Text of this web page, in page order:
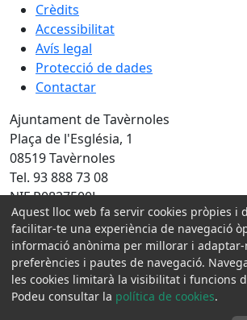
Crèdits
Accessibilitat
Avís legal
Protecció de dades
Contactar
Ajuntament de Tavèrnoles
Plaça de l'Església, 1
08519 Tavèrnoles
Tel. 93 888 73 08
NIF P0827500J
Amb la col·laboració de:
Aquest lloc web fa servir cookies pròpies i
facilitar-te una experiència de navegació
informació anònima per millorar i adaptar-
preferències i pautes de navegació.
les cookies limitarà la visibilitat i funcions
Podeu consultar la política de cookies.